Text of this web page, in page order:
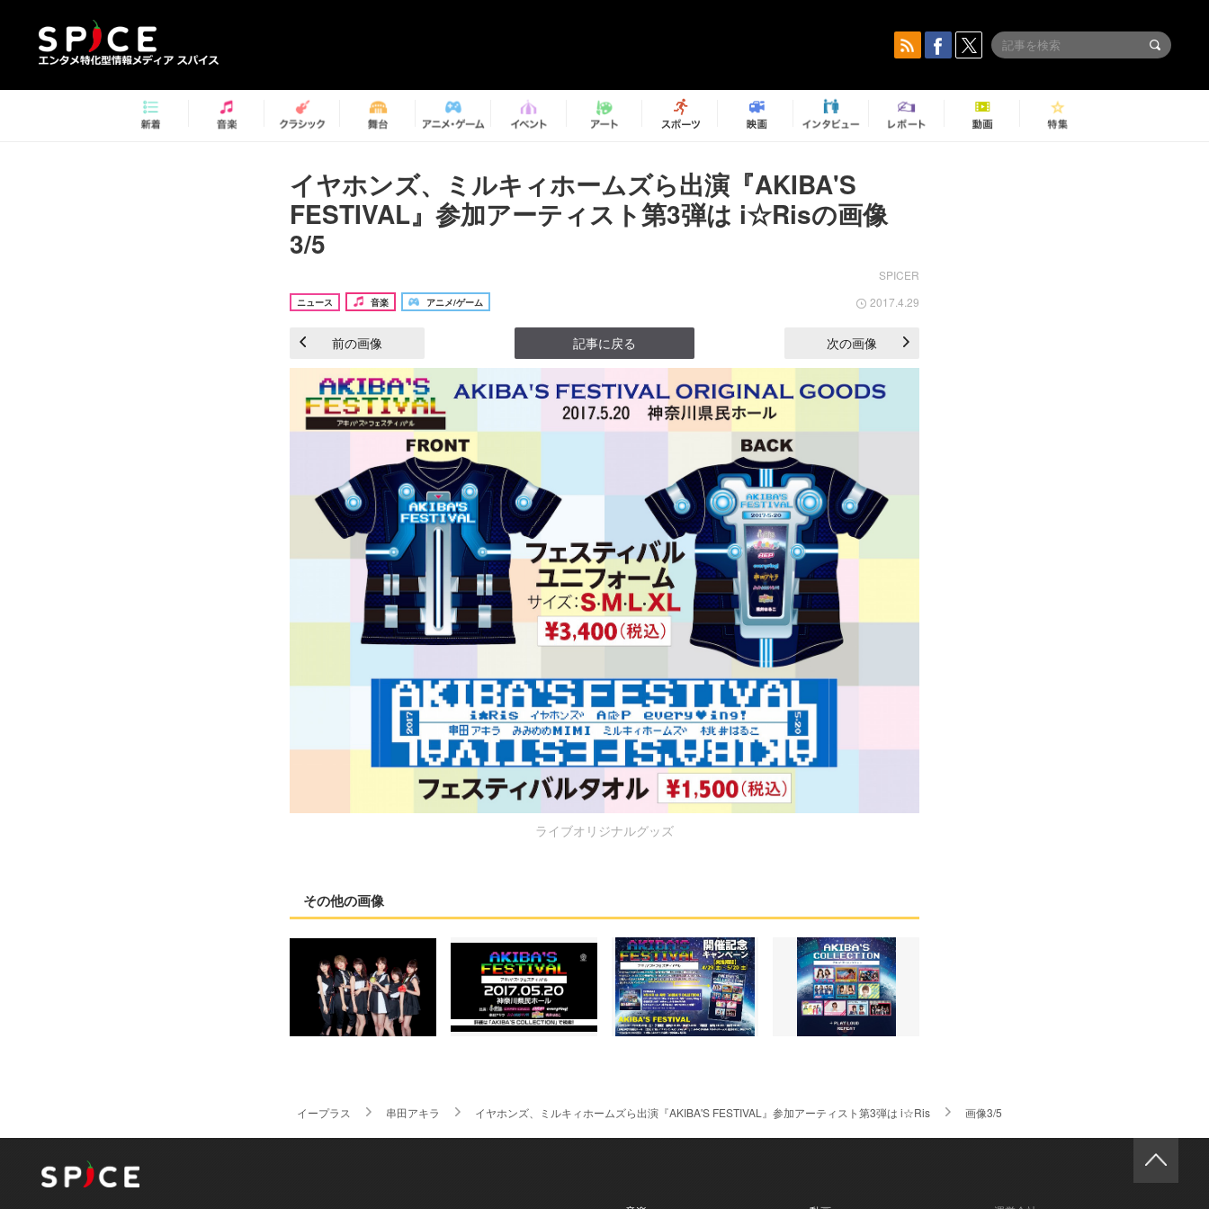
イヤホンズ、ミルキィホームズら出演『AKIBA'S
FESTIVAL』参加アーティスト第3弾は i☆Risの画像
3/5
SPICER
ニュース 音楽 アニメ/ゲーム 2017.4.29
前の画像 記事に戻る 次の画像
ライブオリジナルグッズ
その他の画像
イープラス 串田アキラ イヤホンズ、ミルキィホームズら出演『AKIBA'S FESTIVAL』参加アーティスト第3弾は i☆Ris 画像3/5